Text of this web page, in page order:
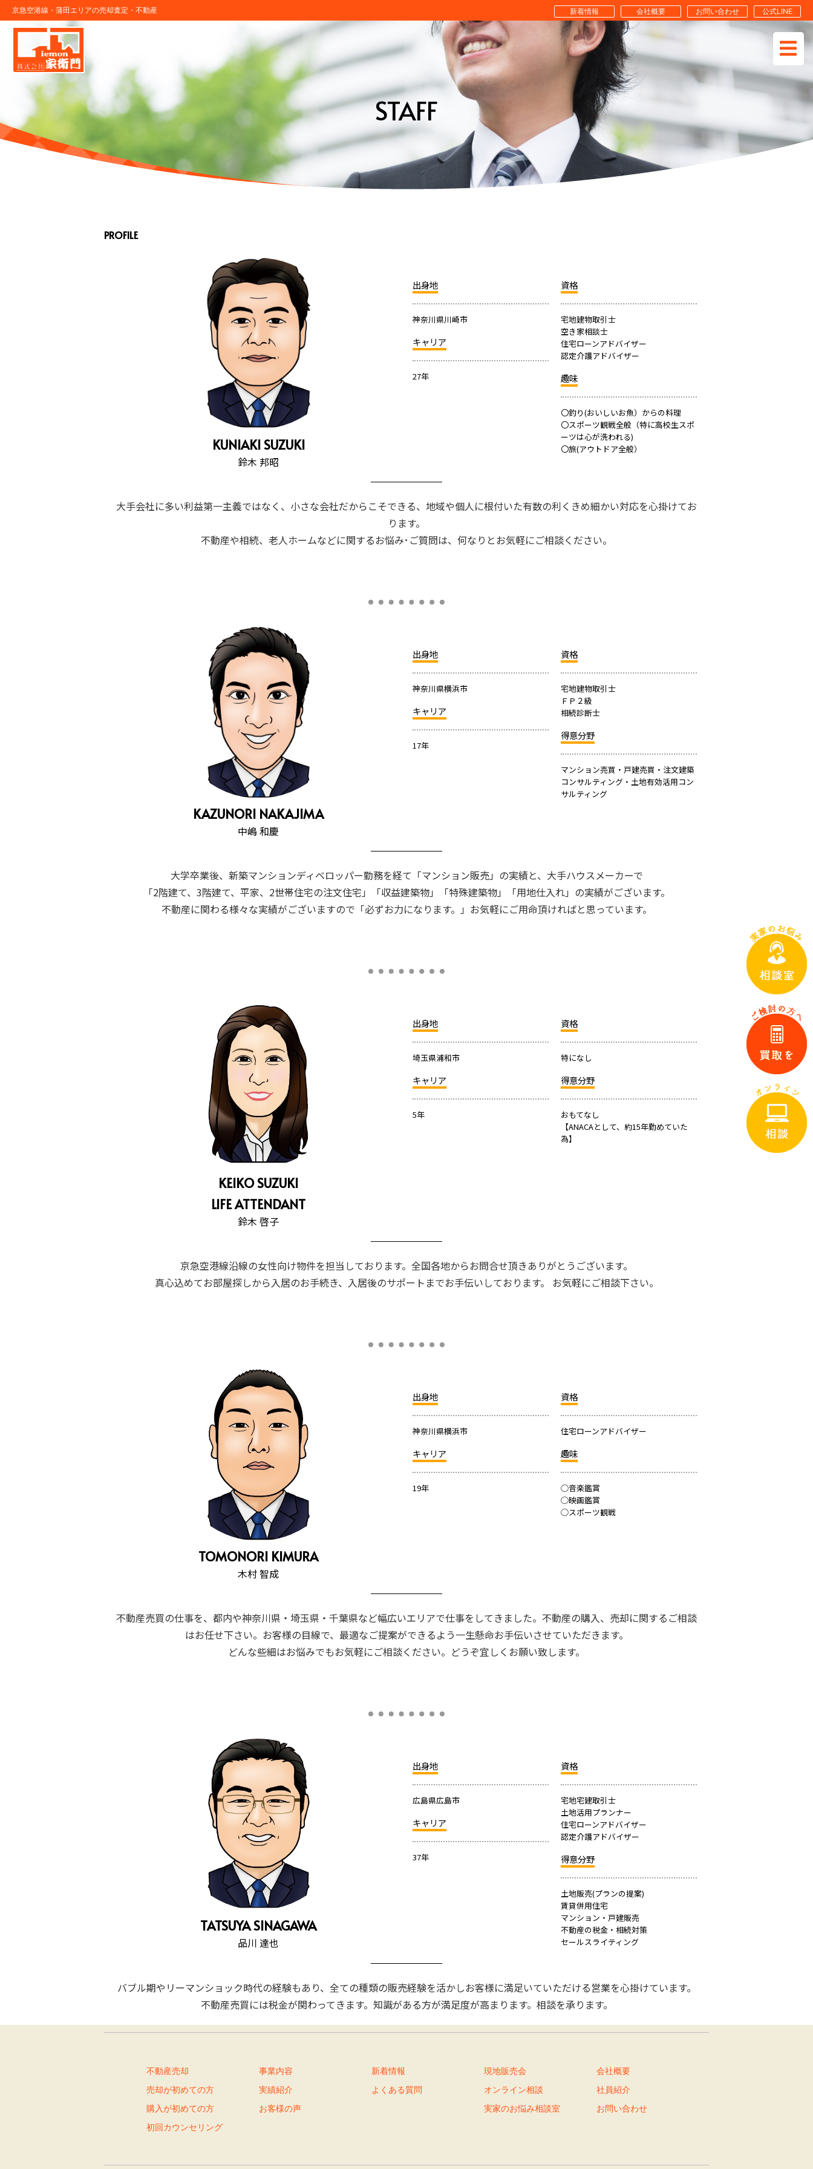
京急空港線・蒲田エリアの売却査定・不動産 新着情報 会社概要 お問い合わせ 公式LINE
STAFF
PROFILE
KUNIAKI SUZUKI
鈴木 邦昭
出身地
神奈川県川崎市
キャリア
27年
資格
宅地建物取引士
空き家相談士
住宅ローンアドバイザー
認定介護アドバイザー
趣味
〇釣り(おいしいお魚）からの料理
〇スポーツ観戦全般（特に高校生スポ
ーツは心が洗われる)
〇旅(アウトドア全般）
大手会社に多い利益第一主義ではなく、小さな会社だからこそできる、地域や個人に根付いた有数の利くきめ細かい対応を心掛けてお
ります。
不動産や相続、老人ホームなどに関するお悩み･ご質問は、何なりとお気軽にご相談ください。
KAZUNORI NAKAJIMA​
中嶋 和慶
出身地
神奈川県横浜市
キャリア
17年
資格
宅地建物取引士
ＦＰ２級
相続診断士
得意分野
マンション売買・戸建売買・注文建築
コンサルティング・土地有効活用コン
サルティング
大学卒業後、新築マンションディベロッパー勤務を経て「マンション販売」の実績と、大手ハウスメーカーで
「2階建て、3階建て、平家、2世帯住宅の注文住宅」「収益建築物」「特殊建築物」「用地仕入れ」の実績がございます。
不動産に関わる様々な実績がございますので「必ずお力になります。」お気軽にご用命頂ければと思っています。
KEIKO SUZUKI​
LIFE ATTENDANT
鈴木 啓子​
出身地
埼玉県浦和市
キャリア
5年
資格
特になし
得意分野
おもてなし
【ANACAとして、約15年勤めていた
為】
京急空港線沿線の女性向け物件を担当しております。全国各地からお問合せ頂きありがとうございます。
真心込めてお部屋探しから入居のお手続き、入居後のサポートまでお手伝いしております。 お気軽にご相談下さい。
TOMONORI KIMURA​
木村 智成​
出身地
神奈川県横浜市
キャリア
19年
資格
住宅ローンアドバイザー
趣味
◯音楽鑑賞
◯映画鑑賞
◯スポーツ観戦
不動産売買の仕事を、都内や神奈川県・埼玉県・千葉県など幅広いエリアで仕事をしてきました。不動産の購入、売却に関するご相談
はお任せ下さい。お客様の目線で、最適なご提案ができるよう一生懸命お手伝いさせていただきます。
どんな些細はお悩みでもお気軽にご相談ください。どうぞ宜しくお願い致します。
TATSUYA SINAGAWA​
品川 達也​
出身地
広島県広島市
キャリア
37年
資格
宅地宅建取引士
土地活用プランナー
住宅ローンアドバイザー
認定介護アドバイザー
得意分野
土地販売(プランの提案)
賃貸併用住宅
マンション・戸建販売
不動産の税金・相続対策
セールスライティング
バブル期やリーマンショック時代の経験もあり、全ての種類の販売経験を活かしお客様に満足いていただける営業を心掛けています。
不動産売買には税金が関わってきます。知識がある方が満足度が高まります。相談を承ります。
不動産売却
売却が初めての方
購入が初めての方
初回カウンセリング
事業内容
実績紹介
お客様の声
新着情報
よくある質問
現地販売会
オンライン相談
実家のお悩み相談室
会社概要
社員紹介
お問い合わせ